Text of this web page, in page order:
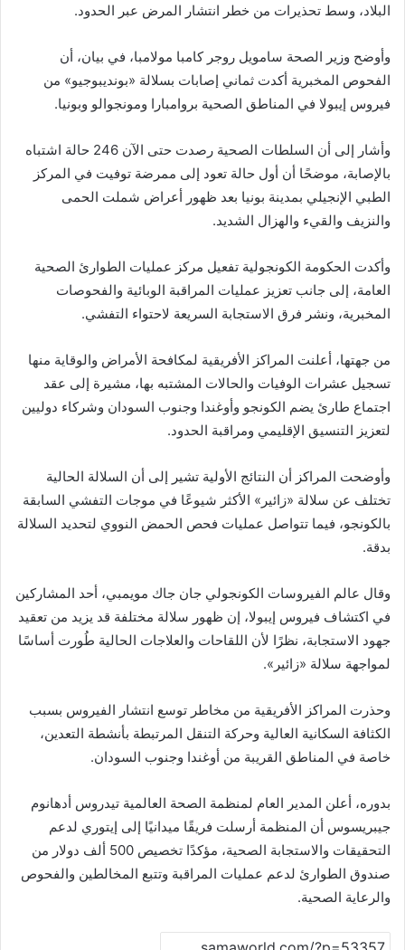
البلاد، وسط تحذيرات من خطر انتشار المرض عبر الحدود.
وأوضح وزير الصحة سامويل روجر كامبا مولامبا، في بيان، أن
الفحوص المخبرية أكدت ثماني إصابات بسلالة «بونديبوجيو» من
فيروس إيبولا في المناطق الصحية بروامبارا ومونجوالو وبونيا.
وأشار إلى أن السلطات الصحية رصدت حتى الآن 246 حالة اشتباه
بالإصابة، موضحًا أن أول حالة تعود إلى ممرضة توفيت في المركز
الطبي الإنجيلي بمدينة بونيا بعد ظهور أعراض شملت الحمى
والنزيف والقيء والهزال الشديد.
وأكدت الحكومة الكونجولية تفعيل مركز عمليات الطوارئ الصحية
العامة، إلى جانب تعزيز عمليات المراقبة الوبائية والفحوصات
المخبرية، ونشر فرق الاستجابة السريعة لاحتواء التفشي.
من جهتها، أعلنت المراكز الأفريقية لمكافحة الأمراض والوقاية منها
تسجيل عشرات الوفيات والحالات المشتبه بها، مشيرة إلى عقد
اجتماع طارئ يضم الكونجو وأوغندا وجنوب السودان وشركاء دوليين
لتعزيز التنسيق الإقليمي ومراقبة الحدود.
وأوضحت المراكز أن النتائج الأولية تشير إلى أن السلالة الحالية
تختلف عن سلالة «زائير» الأكثر شيوعًا في موجات التفشي السابقة
بالكونجو، فيما تتواصل عمليات فحص الحمض النووي لتحديد السلالة
بدقة.
وقال عالم الفيروسات الكونجولي جان جاك مويمبي، أحد المشاركين
في اكتشاف فيروس إيبولا، إن ظهور سلالة مختلفة قد يزيد من تعقيد
جهود الاستجابة، نظرًا لأن اللقاحات والعلاجات الحالية طُورت أساسًا
لمواجهة سلالة «زائير».
وحذرت المراكز الأفريقية من مخاطر توسع انتشار الفيروس بسبب
الكثافة السكانية العالية وحركة التنقل المرتبطة بأنشطة التعدين،
خاصة في المناطق القريبة من أوغندا وجنوب السودان.
بدوره، أعلن المدير العام لمنظمة الصحة العالمية تيدروس أدهانوم
جيبريسوس أن المنظمة أرسلت فريقًا ميدانيًا إلى إيتوري لدعم
التحقيقات والاستجابة الصحية، مؤكدًا تخصيص 500 ألف دولار من
صندوق الطوارئ لدعم عمليات المراقبة وتتبع المخالطين والفحوص
والرعاية الصحية.